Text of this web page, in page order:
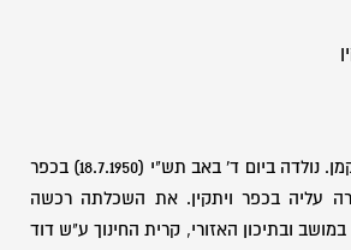
בת רות וישראל ברקמן. נולדה ביום ד' באב תש"י (18.7.1950) בכפר
עליה בכפר ויתקין. את השכלתה רכשה
ובתיכון האזורי, קרית החינוך ע"ש דוד